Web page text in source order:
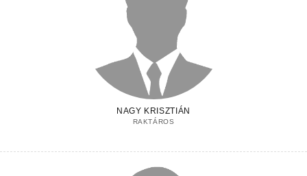
NAGY KRISZTIÁN
RAKTÁROS